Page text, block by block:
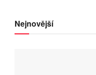
Nejnovější